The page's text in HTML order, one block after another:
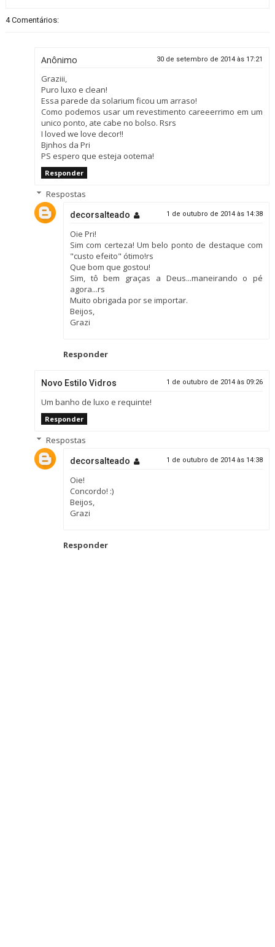
4 Comentários:
Anônimo 30 de setembro de 2014 às 17:21
Graziii,
Puro luxo e clean!
Essa parede da solarium ficou um arraso!
Como podemos usar um revestimento careeerrimo em um
unico ponto, ate cabe no bolso. Rsrs
I loved we love decor!!
Bjnhos da Pri
PS espero que esteja ootema!
Responder
Respostas
decorsalteado 1 de outubro de 2014 às 14:38
Oie Pri!
Sim com certeza! Um belo ponto de destaque com
"custo efeito" ótimo!rs
Que bom que gostou!
Sim, tô bem graças a Deus...maneirando o pé
agora...rs
Muito obrigada por se importar.
Beijos,
Grazi
Responder
Novo Estilo Vidros 1 de outubro de 2014 às 09:26
Um banho de luxo e requinte!
Responder
Respostas
decorsalteado 1 de outubro de 2014 às 14:38
Oie!
Concordo! :)
Beijos,
Grazi
Responder